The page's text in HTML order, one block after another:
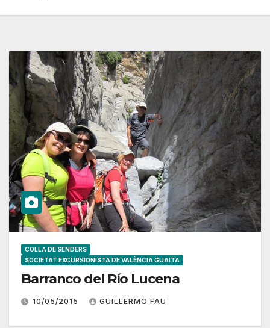
COLLA DE SENDERS
SOCIETAT EXCURSIONISTA DE VALÈNCIA GUAITA
Barranco del Río Lucena
10/05/2015 GUILLERMO FAU